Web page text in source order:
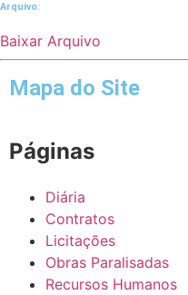
Arquivo:
Baixar Arquivo
Mapa do Site
Páginas
Diária
Contratos
Licitações
Obras Paralisadas
Recursos Humanos